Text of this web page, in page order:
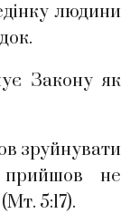
людини
Закону як
зруйнувати
не
5:17).